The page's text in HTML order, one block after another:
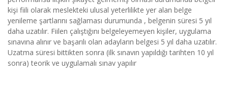
kişi fiili olarak meslekteki ulusal yeterlilikte yer alan belge
yenileme şartlarını sağlaması durumunda , belgenin süresi 5 yıl
daha uzatılır. Fiilen çalıştığını belgeleyemeyen kişiler, uygulama
sınavına alınır ve başarılı olan adayların belgesi 5 yıl daha uzatılır.
Uzatma süresi bittikten sonra (ilk sınavın yapıldığı tarihten 10 yıl
sonra) teorik ve uygulamalı sınav yapılır